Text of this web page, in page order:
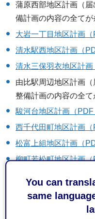
You can
same
蒲原西部地区計画（
備計画の内容の全てが
大岩一丁目地区計画（
清水駅西地区計画（
清水三保羽衣地区計画
由比駅周辺地区計画
整備計画の内容の全て
駿河台地区計画（PDF
西千代田町地区計画（
松富上組地区計画（
柳町若松町地区計画
ん。※平成25年6月1
草薙駅北地区計画（